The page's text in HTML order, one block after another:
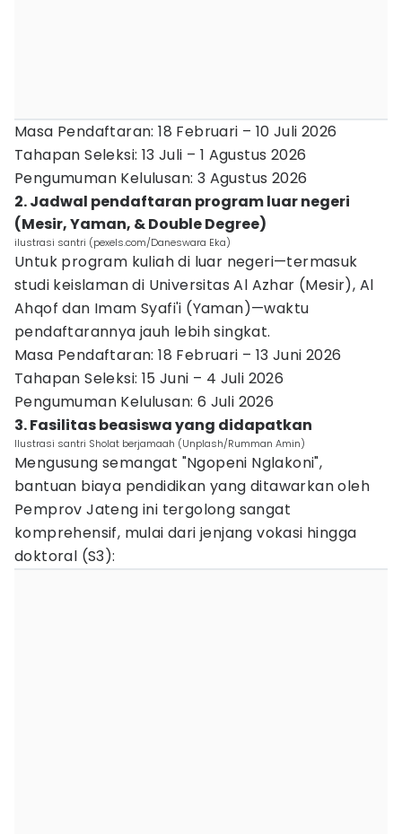
Masa Pendaftaran: 18 Februari – 10 Juli 2026
Tahapan Seleksi: 13 Juli – 1 Agustus 2026
Pengumuman Kelulusan: 3 Agustus 2026
2. Jadwal pendaftaran program luar negeri
(Mesir, Yaman, & Double Degree)
ilustrasi santri (pexels.com/Daneswara Eka)
Untuk program kuliah di luar negeri—termasuk
studi keislaman di Universitas Al Azhar (Mesir), Al
Ahqof dan Imam Syafi'i (Yaman)—waktu
pendaftarannya jauh lebih singkat.
Masa Pendaftaran: 18 Februari – 13 Juni 2026
Tahapan Seleksi: 15 Juni – 4 Juli 2026
Pengumuman Kelulusan: 6 Juli 2026
3. Fasilitas beasiswa yang didapatkan
Ilustrasi santri Sholat berjamaah (Unplash/Rumman Amin)
Mengusung semangat "Ngopeni Nglakoni",
bantuan biaya pendidikan yang ditawarkan oleh
Pemprov Jateng ini tergolong sangat
komprehensif, mulai dari jenjang vokasi hingga
doktoral (S3):